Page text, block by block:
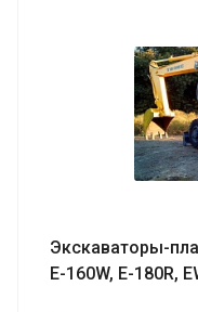
Экскаваторы-
E-160W, E-180R,